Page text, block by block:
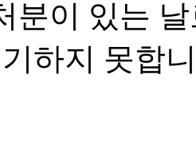
분이 있는
하지 못합